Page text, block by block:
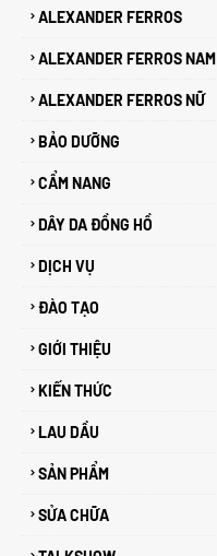
ALEXANDER FERROS
ALEXANDER FERROS NAM
ALEXANDER FERROS NỮ
BẢO DƯỠNG
CẨM NANG
DÂY DA ĐỒNG HỒ
DỊCH VỤ
ĐÀO TẠO
GIỚI THIỆU
KIẾN THỨC
LAU DẦU
SẢN PHẨM
SỬA CHỮA